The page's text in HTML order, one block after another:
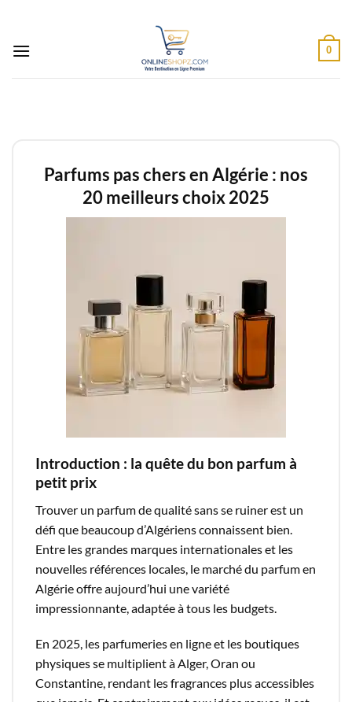
contenu
0
Parfums pas chers en Algérie : nos
20 meilleurs choix 2025
Introduction : la quête du bon parfum à
petit prix
Trouver un parfum de qualité sans se ruiner est un
défi que beaucoup d’Algériens connaissent bien.
Entre les grandes marques internationales et les
nouvelles références locales, le marché du parfum en
Algérie offre aujourd’hui une variété
impressionnante, adaptée à tous les budgets.
En 2025, les parfumeries en ligne et les boutiques
physiques se multiplient à Alger, Oran ou
Constantine, rendant les fragrances plus accessibles